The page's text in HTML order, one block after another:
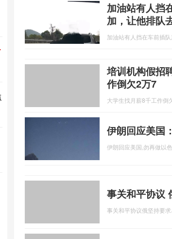
加油站有人挡
加，让他排队
加油站有人挡在车前插
培训机构假招
作倒欠2万7
大学生找月薪8千工作倒
伊朗回应美国
伊朗回应美国,勿再做以
事关和平协议
事关和平协议俄坚持要